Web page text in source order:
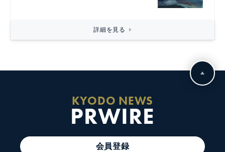
詳細を見る
KYODO NEWS
PRWIRE
会員登録